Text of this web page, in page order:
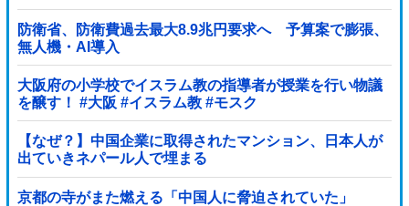
防衛省、防衛費過去最大8.9兆円要求へ 予算案で膨張、
無人機・AI導入
大阪府の小学校でイスラム教の指導者が授業を行い物議
を醸す！ #大阪 #イスラム教 #モスク
【なぜ？】中国企業に取得されたマンション、日本人が
出ていきネパール人で埋まる
京都の寺がまた燃える「中国人に脅迫されていた」